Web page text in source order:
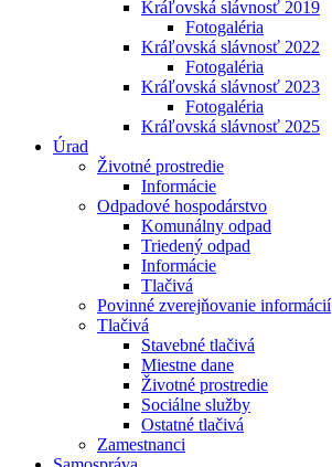
Kráľovská slávnosť 2019
Fotogaléria
Kráľovská slávnosť 2022
Fotogaléria
Kráľovská slávnosť 2023
Fotogaléria
Kráľovská slávnosť 2025
Úrad
Životné prostredie
Informácie
Odpadové hospodárstvo
Komunálny odpad
Triedený odpad
Informácie
Tlačivá
Povinné zverejňovanie informácií
Tlačivá
Stavebné tlačivá
Miestne dane
Životné prostredie
Sociálne služby
Ostatné tlačivá
Zamestnanci